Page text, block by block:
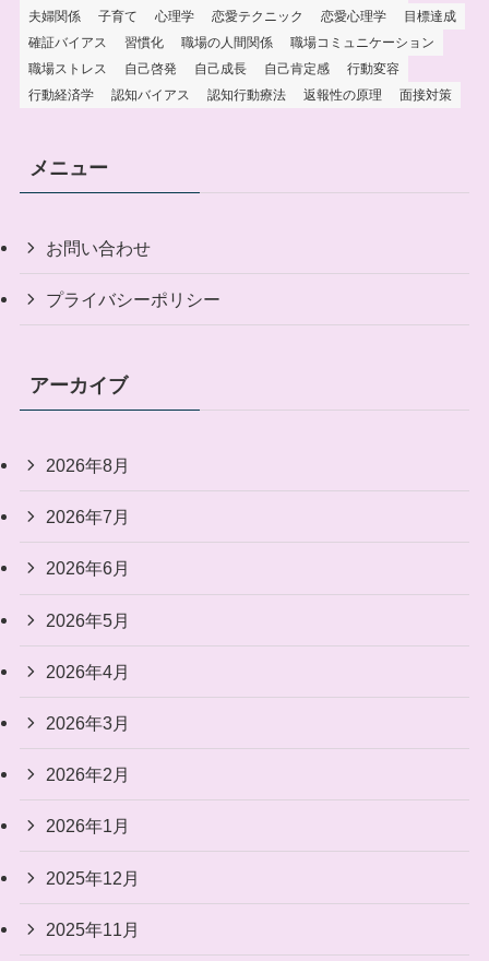
夫婦関係
子育て 心理学 恋愛テクニック 恋愛心理学
目標達成
確証バイアス
習慣化 職場の人間関係
職場コミュニケーション
職場ストレス
自己啓発 自己成長 自己肯定感
行動変容
行動経済学
認知バイアス 認知行動療法 返報性の原理 面接対策
メニュー
お問い合わせ
プライバシーポリシー
アーカイブ
2026年8月
2026年7月
2026年6月
2026年5月
2026年4月
2026年3月
2026年2月
2026年1月
2025年12月
2025年11月